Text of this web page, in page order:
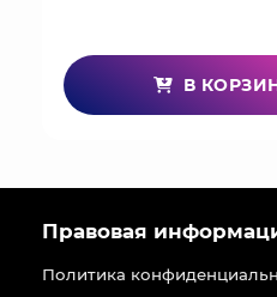
вы можете не
Хотя на нее
есть несколько
на том же
В
Правовая
Политика